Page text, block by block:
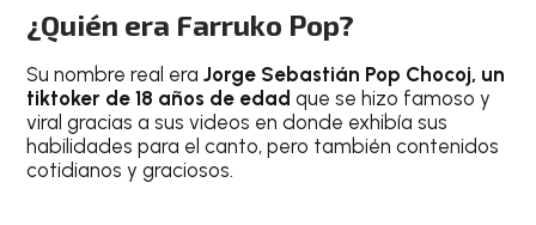
¿Quién era Farruko Pop?
Su nombre real eraJorge Sebastián Pop Chocoj, un
tiktoker de 18 años de edad que se hizo famoso y
viral gracias a sus videos en donde exhibía sus
habilidades para el canto, pero también contenidos
cotidianos y graciosos.